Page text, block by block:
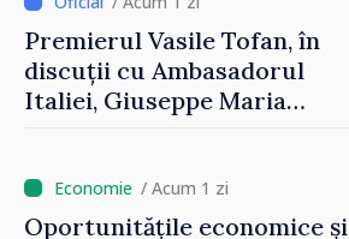
Premierul Vasile Tofan, în
discuții cu Ambasadorul
Italiei, Giuseppe Maria
/ Acum 1 zi
Oportunitățile economice și